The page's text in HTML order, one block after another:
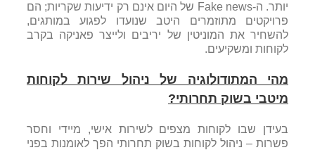
יותר. ה-Fake news של היום אינם רק ידיעות שקריות; הם
פרויקטים מתוזמרים היטב שנועדו לפגוע במותגים,
להשחיר את המוניטין של יריבים ולייצר פאניקה בקרב
לקוחות ומשקיעים.
מהי המתודולוגיה של ניהול שירות לקוחות
מיטבי בשוק תחרותי?
בעידן שבו לקוחות מצפים לשירות אישי, מיידי וחסר
פשרות – ניהול לקוחות בשוק תחרותי הפך לאומנות בפני